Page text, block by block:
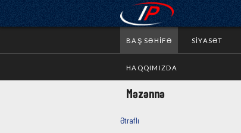
BAŞ SƏHIFƏ SIYASƏT
HAQQIMIZDA
Məzənnə
Ətraflı